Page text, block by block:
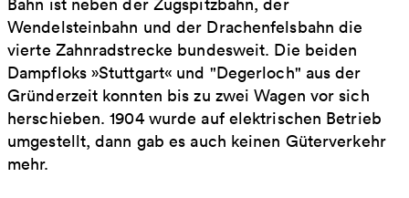
Wendelsteinbahn und der Drachenfelsbahn die
vierte Zahnradstrecke bundesweit. Die beiden
Dampfloks »Stuttgart« und "Degerloch" aus der
Gründerzeit konnten bis zu zwei Wagen vor sich
herschieben. 1904 wurde auf elektrischen Betrieb
umgestellt, dann gab es auch keinen Güterverkehr
mehr.